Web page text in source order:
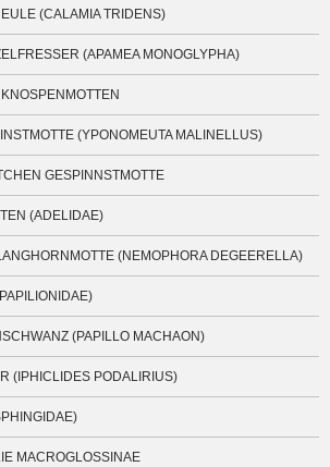
(CALAMIA TRIDENS)
(APAMEA MONOGLYPHA)
(YPONOMEUTA MALINELLUS)
GESPINNSTMOTTE
(ADELIDAE)
(NEMOPHORA DEGEERELLA)
(PAPILLO MACHAON)
(IPHICLIDES PODALIRIUS)
MACROGLOSSINAE